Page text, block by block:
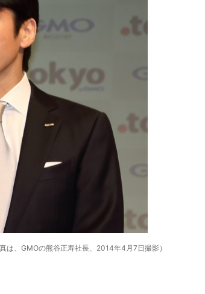
は、GMOの熊谷正寿社長、2014年4月7日撮影）